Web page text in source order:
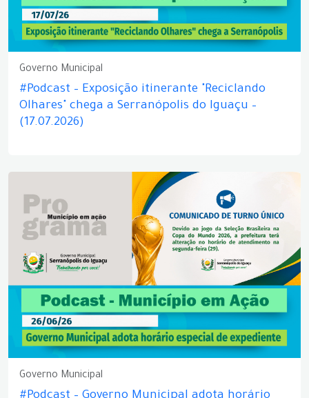
Governo Municipal
#Podcast – Exposição itinerante "Reciclando
Olhares" chega a Serranópolis do Iguaçu –
(17.07.2026)
Governo Municipal